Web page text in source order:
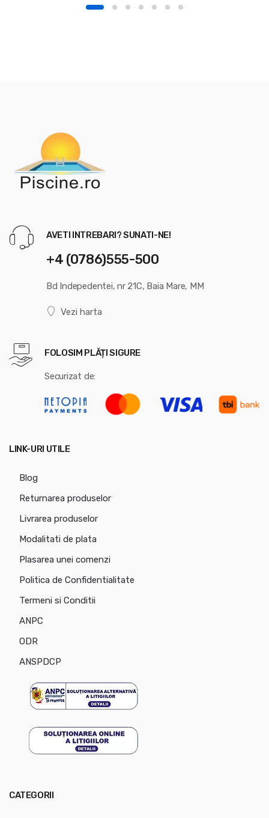
AVETI INTREBARI? SUNATI-NE!
+4 (0786)555-500
Bd Indepedentei, nr 21C, Baia Mare, MM
Vezi harta
FOLOSIM PLĂȚI SIGURE
Securizat de:
LINK-URI UTILE
Blog
Returnarea produselor
Livrarea produselor
Modalitati de plata
Plasarea unei comenzi
Politica de Confidentialitate
Termeni si Conditii
ANPC
ODR
ANSPDCP
CATEGORII